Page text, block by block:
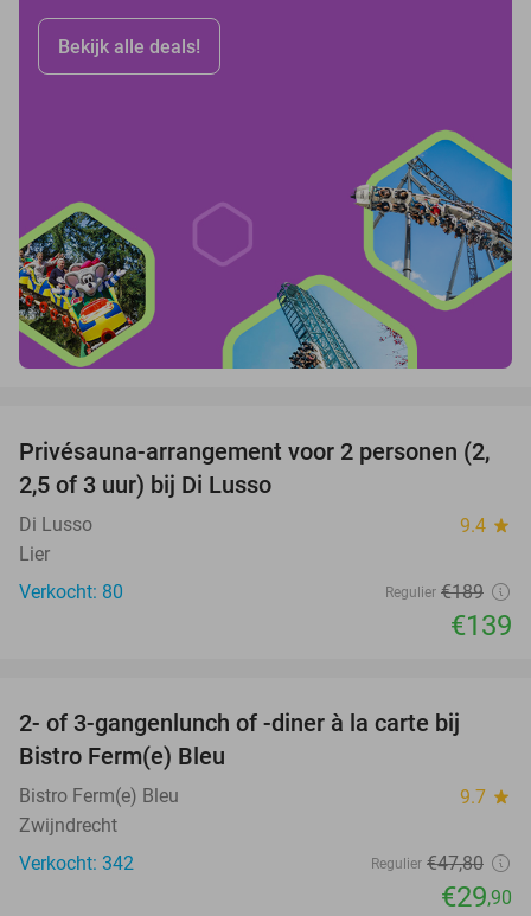
Bekijk alle deals!
26%
Privésauna-arrangement voor 2 personen (2,
2,5 of 3 uur) bij Di Lusso
Di Lusso 9.4 star
Lier
Verkocht: 80
Regulier €189
€139
37%
2- of 3-gangenlunch of -diner à la carte bij
Bistro Ferm(e) Bleu
Bistro Ferm(e) Bleu 9.7 star
Zwijndrecht
Verkocht: 342
Regulier €47,80
€29,90